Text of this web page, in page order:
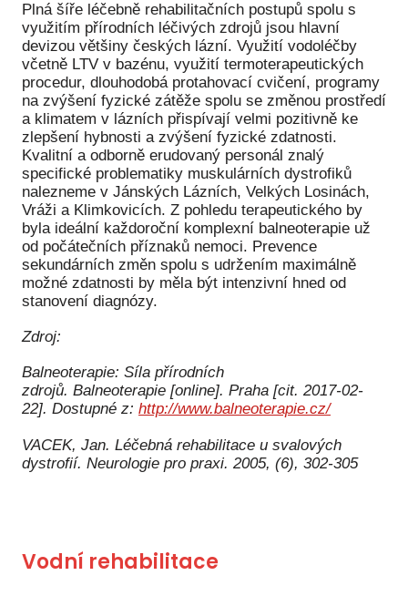
Plná šíře léčebně rehabilitačních postupů spolu s
využitím přírodních léčivých zdrojů jsou hlavní
devizou většiny českých lázní. Využití vodoléčby
včetně LTV v bazénu, využití termoterapeutických
procedur, dlouhodobá protahovací cvičení, programy
na zvýšení fyzické zátěže spolu se změnou prostředí
a klimatem v lázních přispívají velmi pozitivně ke
zlepšení hybnosti a zvýšení fyzické zdatnosti.
Kvalitní a odborně erudovaný personál znalý
specifické problematiky muskulárních dystrofiků
nalezneme v Jánských Lázních, Velkých Losinách,
Vráži a Klimkovicích. Z pohledu terapeutického by
byla ideální každoroční komplexní balneoterapie už
od počátečních příznaků nemoci. Prevence
sekundárních změn spolu s udržením maximálně
možné zdatnosti by měla být intenzivní hned od
stanovení diagnózy.
Zdroj:
Balneoterapie: Síla přírodních
zdrojů. Balneoterapie [online]. Praha [cit. 2017-02-
22]. Dostupné z: http://www.balneoterapie.cz/
VACEK, Jan. Léčebná rehabilitace u svalových
dystrofií. Neurologie pro praxi. 2005, (6), 302-305
Vodní rehabilitace